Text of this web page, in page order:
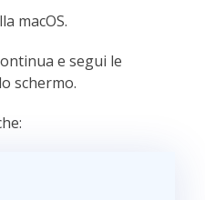
macOS.
e segui le
schermo.